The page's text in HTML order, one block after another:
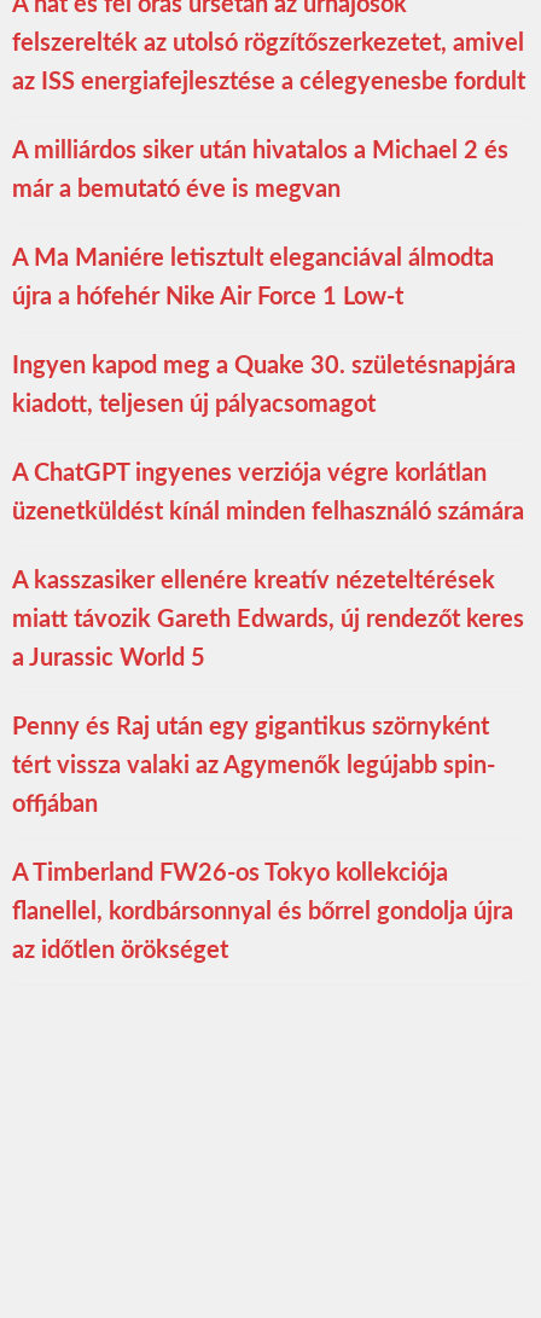
felszerelték az utolsó rögzítőszerkezetet, amivel
az ISS energiafejlesztése a célegyenesbe fordult
A milliárdos siker után hivatalos a Michael 2 és
már a bemutató éve is megvan
A Ma Maniére letisztult eleganciával álmodta
újra a hófehér Nike Air Force 1 Low-t
Ingyen kapod meg a Quake 30. születésnapjára
kiadott, teljesen új pályacsomagot
A ChatGPT ingyenes verziója végre korlátlan
üzenetküldést kínál minden felhasználó számára
A kasszasiker ellenére kreatív nézeteltérések
miatt távozik Gareth Edwards, új rendezőt keres
a Jurassic World 5
Penny és Raj után egy gigantikus szörnyként
tért vissza valaki az Agymenők legújabb spin-
offjában
A Timberland FW26-os Tokyo kollekciója
flanellel, kordbársonnyal és bőrrel gondolja újra
az időtlen örökséget